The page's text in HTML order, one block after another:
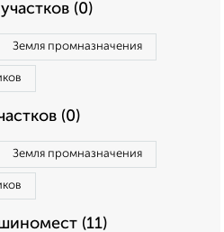
(0)
Земля промназначения
(0)
Земля промназначения
(11)